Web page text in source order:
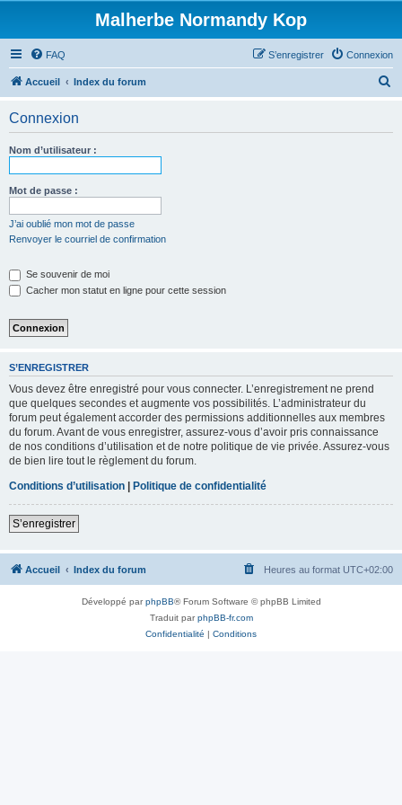
Malherbe Normandy Kop
FAQ Connexion
S’enregistrer
Accueil Index du forum
Connexion
Nom d’utilisateur :
Mot de passe :
J’ai oublié mon mot de passe
Renvoyer le courriel de confirmation
Se souvenir de moi
Cacher mon statut en ligne pour cette session
S’ENREGISTRER
Vous devez être enregistré pour vous connecter. L’enregistrement ne prend
que quelques secondes et augmente vos possibilités. L’administrateur du
forum peut également accorder des permissions additionnelles aux membres
du forum. Avant de vous enregistrer, assurez-vous d’avoir pris connaissance
de nos conditions d’utilisation et de notre politique de vie privée. Assurez-vous
de bien lire tout le règlement du forum.
Conditions d’utilisation | Politique de confidentialité
S’enregistrer
Accueil Index du forum Heures au format UTC+02:00
Développé parphpBB® Forum Software © phpBB Limited
Traduit parphpBB-fr.com
Confidentialité | Conditions